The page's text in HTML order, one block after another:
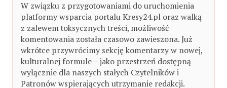
W związku z przygotowaniami do uruchomienia
platformy wsparcia portalu Kresy24.pl oraz walką
z zalewem toksycznych treści, możliwość
komentowania została czasowo zawieszona. Już
wkrótce przywrócimy sekcję komentarzy w nowej,
kulturalnej formule – jako przestrzeń dostępną
wyłącznie dla naszych stałych Czytelników i
Patronów wspierających utrzymanie redakcji.